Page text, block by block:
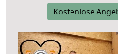
Kostenlose